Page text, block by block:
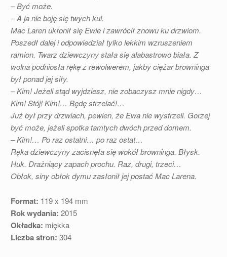
– Być może.
– A ja nie boję się twych kul.
Mac Laren ukłonił się Ewie i zawrócił znowu ku drzwiom.
Poszedł dalej i odpowiedział tylko lekkim wzruszeniem
ramion. Twarz dziewczyny stała się alabastrowo biała. Z
wolna podniosła rękę z rewolwerem, jakby ciężar browninga
był ponad jej siły.
– Kim! Jeżeli stąd wyjdziesz, nie zobaczysz mnie nigdy…
Kim! Stój! Kim!… Będę strzelać!…
Już był przy drzwiach, pewien, że Ewa nie wystrzeli. Gorzej
być może, jeżeli spotka tamtych dwóch przed domem.
– Kim!… Po raz ostatni… po raz ostat…
Ręka dziewczyny zacisnęła się wokół browninga. Błysk.
Huk. Drażniący zapach prochu. Raz, drugi, trzeci…
Obłok, siny obłok dymu zasłonił jej postać Mac Larena.
Format: 119 x 194 mm
Rok wydania: 2015
Okładka: miękka
Liczba stron: 304